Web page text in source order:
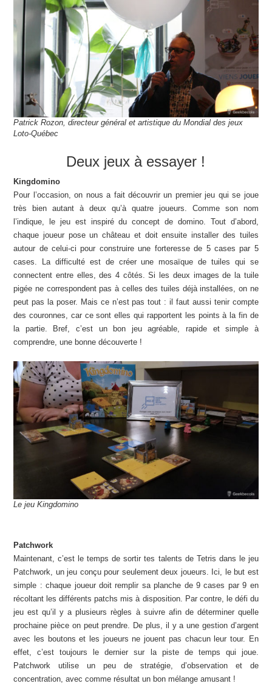
Patrick Rozon, directeur général et artistique du Mondial des jeux
Loto-Québec
Deux jeux à essayer !
Kingdomino
Pour l’occasion, on nous a fait découvrir un premier jeu qui se joue
très bien autant à deux qu’à quatre joueurs. Comme son nom
l’indique, le jeu est inspiré du concept de domino. Tout d’abord,
chaque joueur pose un château et doit ensuite installer des tuiles
autour de celui-ci pour construire une forteresse de 5 cases par 5
cases. La difficulté est de créer une mosaïque de tuiles qui se
connectent entre elles, des 4 côtés. Si les deux images de la tuile
pigée ne correspondent pas à celles des tuiles déjà installées, on ne
peut pas la poser. Mais ce n’est pas tout : il faut aussi tenir compte
des couronnes, car ce sont elles qui rapportent les points à la fin de
la partie. Bref, c’est un bon jeu agréable, rapide et simple à
comprendre, une bonne découverte !
Le jeu Kingdomino
Patchwork
Maintenant, c’est le temps de sortir tes talents de Tetris dans le jeu
Patchwork, un jeu conçu pour seulement deux joueurs. Ici, le but est
simple : chaque joueur doit remplir sa planche de 9 cases par 9 en
récoltant les différents patchs mis à disposition. Par contre, le défi du
jeu est qu’il y a plusieurs règles à suivre afin de déterminer quelle
prochaine pièce on peut prendre. De plus, il y a une gestion d’argent
avec les boutons et les joueurs ne jouent pas chacun leur tour. En
effet, c’est toujours le dernier sur la piste de temps qui joue.
Patchwork utilise un peu de stratégie, d’observation et de
concentration, avec comme résultat un bon mélange amusant !